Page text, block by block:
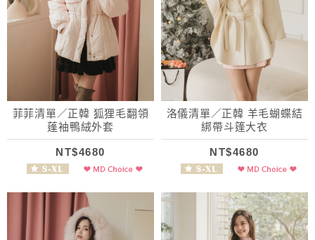
菲菲清單／正韓 狐狸毛翻領
蓬袖鴨絨外套
NT$4680
洛儀清單／正韓 羊毛蝴蝶結
綁帶斗篷大衣
NT$4680